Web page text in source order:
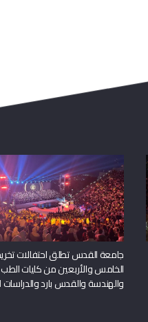
جامعة القدس تطلق احتفالات
الخامس والأربعين من كليات الطب
والهندسة والقدس بارد والدراسات